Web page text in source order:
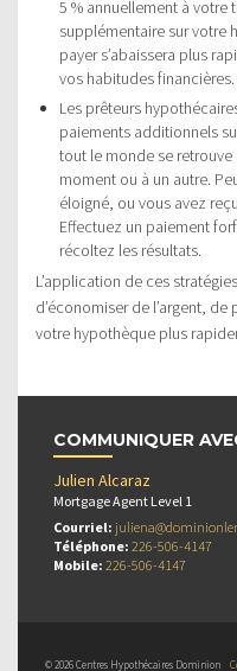
5 % annuellement à votre
supplémentaire sur votre
payer s’abaissera plus
vos habitudes financières.
Les prêteurs
paiements additionnels
tout le monde se
moment ou à un autre.
éloigné, ou vous avez
Effectuez un paiement
récoltez les résultats.
L’application de ces
d’économiser de l’argent,
votre hypothèque plus
COMMUNIQUER
Julien Alcaraz
Mortgage Agent Level 1
Courriel:
Téléphone: 226-506-4147
Mobile: 226-506-4147
© 2026 Centres Hypothécaires Dominion